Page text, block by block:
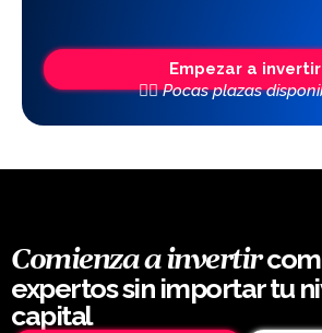
Empezar a invertir
👆🏼 Pocas plazas
Comienza a invertir
expertos sin importar tu
capital